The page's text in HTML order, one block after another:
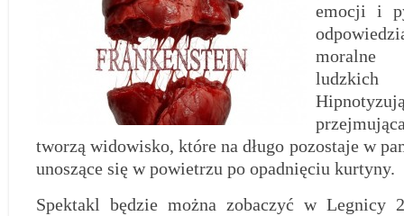
emocji i
moralne
tworzą widowisko, które na długo pozostaje w
unoszące się w powietrzu po opadnięciu kurtyny.
Spektakl będzie można zobaczyć w Legnicy